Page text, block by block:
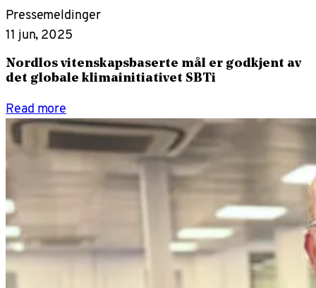
Pressemeldinger
11 jun, 2025
Nordlos vitenskapsbaserte mål er godkjent av
det globale klimainitiativet SBTi
Read more